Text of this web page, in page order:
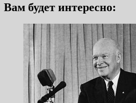
Вам будет интересно: